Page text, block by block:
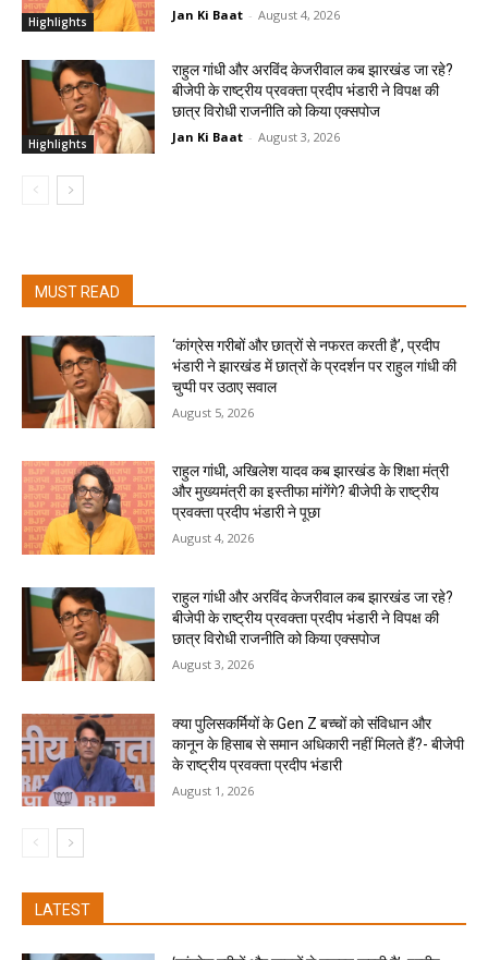
Highlights Jan Ki Baat - August 4, 2026
Highlights
राहुल गांधी और अरविंद केजरीवाल कब झारखंड जा रहे?
बीजेपी के राष्ट्रीय प्रवक्ता प्रदीप भंडारी ने विपक्ष की
छात्र विरोधी राजनीति को किया एक्सपोज
Jan Ki Baat - August 3, 2026
MUST READ
‘कांग्रेस गरीबों और छात्रों से नफरत करती है’, प्रदीप
भंडारी ने झारखंड में छात्रों के प्रदर्शन पर राहुल गांधी की
चुप्पी पर उठाए सवाल
August 5, 2026
राहुल गांधी, अखिलेश यादव कब झारखंड के शिक्षा मंत्री
और मुख्यमंत्री का इस्तीफा मांगेंगे? बीजेपी के राष्ट्रीय
प्रवक्ता प्रदीप भंडारी ने पूछा
August 4, 2026
राहुल गांधी और अरविंद केजरीवाल कब झारखंड जा रहे?
बीजेपी के राष्ट्रीय प्रवक्ता प्रदीप भंडारी ने विपक्ष की
छात्र विरोधी राजनीति को किया एक्सपोज
August 3, 2026
क्या पुलिसकर्मियों के Gen Z बच्चों को संविधान और
कानून के हिसाब से समान अधिकारी नहीं मिलते हैं?- बीजेपी
के राष्ट्रीय प्रवक्ता प्रदीप भंडारी
August 1, 2026
LATEST